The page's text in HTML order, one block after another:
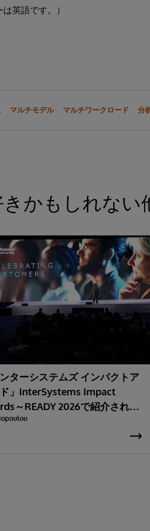
英語です。）
マルチモデル マルチワークロード 分
かもしれない
ンターシステムズ インパクトア
」InterSystems Impact
～READY 2026で紹介された
じめとする多彩なテーマ～